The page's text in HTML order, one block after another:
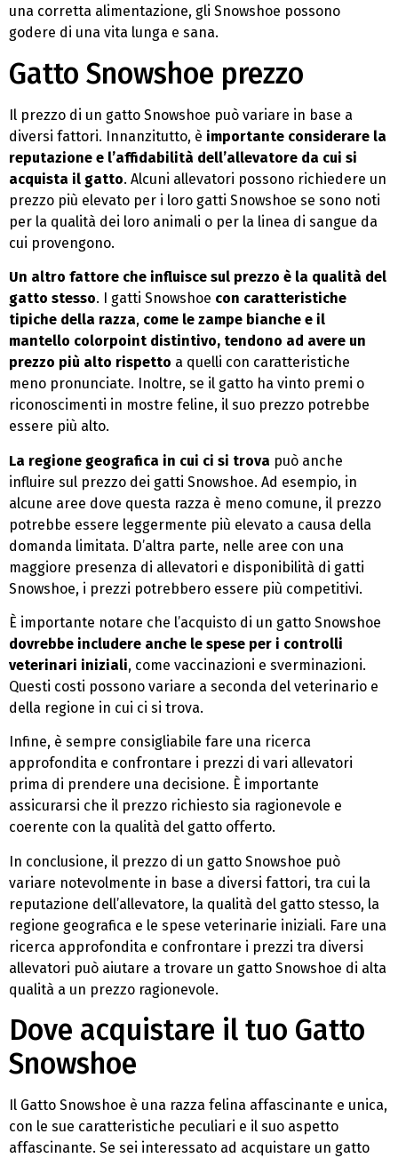
una corretta alimentazione, gli Snowshoe possono
godere di una vita lunga e sana.
Gatto Snowshoe prezzo
Il prezzo di un gatto Snowshoe può variare in base a
diversi fattori. Innanzitutto, è importante considerare la
reputazione e l’affidabilità dell’allevatore da cui si
acquista il gatto. Alcuni allevatori possono richiedere un
prezzo più elevato per i loro gatti Snowshoe se sono noti
per la qualità dei loro animali o per la linea di sangue da
cui provengono.
Un altro fattore che influisce sul prezzo è la qualità del
gatto stesso. I gatti Snowshoe con caratteristiche
tipiche della razza, come le zampe bianche e il
mantello colorpoint distintivo, tendono ad avere un
prezzo più alto rispetto a quelli con caratteristiche
meno pronunciate. Inoltre, se il gatto ha vinto premi o
riconoscimenti in mostre feline, il suo prezzo potrebbe
essere più alto.
La regione geografica in cui ci si trova può anche
influire sul prezzo dei gatti Snowshoe. Ad esempio, in
alcune aree dove questa razza è meno comune, il prezzo
potrebbe essere leggermente più elevato a causa della
domanda limitata. D’altra parte, nelle aree con una
maggiore presenza di allevatori e disponibilità di gatti
Snowshoe, i prezzi potrebbero essere più competitivi.
È importante notare che l’acquisto di un gatto Snowshoe
dovrebbe includere anche le spese per i controlli
veterinari iniziali, come vaccinazioni e sverminazioni.
Questi costi possono variare a seconda del veterinario e
della regione in cui ci si trova.
Infine, è sempre consigliabile fare una ricerca
approfondita e confrontare i prezzi di vari allevatori
prima di prendere una decisione. È importante
assicurarsi che il prezzo richiesto sia ragionevole e
coerente con la qualità del gatto offerto.
In conclusione, il prezzo di un gatto Snowshoe può
variare notevolmente in base a diversi fattori, tra cui la
reputazione dell’allevatore, la qualità del gatto stesso, la
regione geografica e le spese veterinarie iniziali. Fare una
ricerca approfondita e confrontare i prezzi tra diversi
allevatori può aiutare a trovare un gatto Snowshoe di alta
qualità a un prezzo ragionevole.
Dove acquistare il tuo Gatto
Snowshoe
Il Gatto Snowshoe è una razza felina affascinante e unica,
con le sue caratteristiche peculiari e il suo aspetto
affascinante. Se sei interessato ad acquistare un gatto